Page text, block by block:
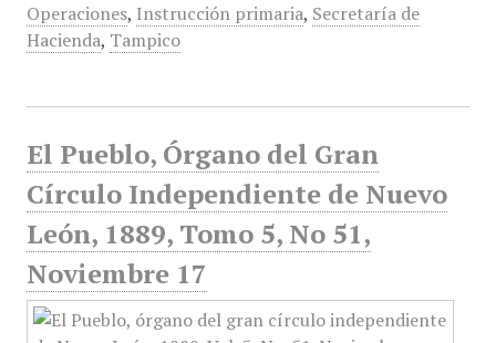
Operaciones, Instrucción primaria, Secretaría de
Hacienda, Tampico
El Pueblo, Órgano del Gran
Círculo Independiente de Nuevo
León, 1889, Tomo 5, No 51,
Noviembre 17